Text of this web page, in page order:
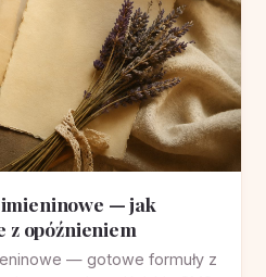
imieninowe — jak
z opóźnieniem
— gotowe formuły z